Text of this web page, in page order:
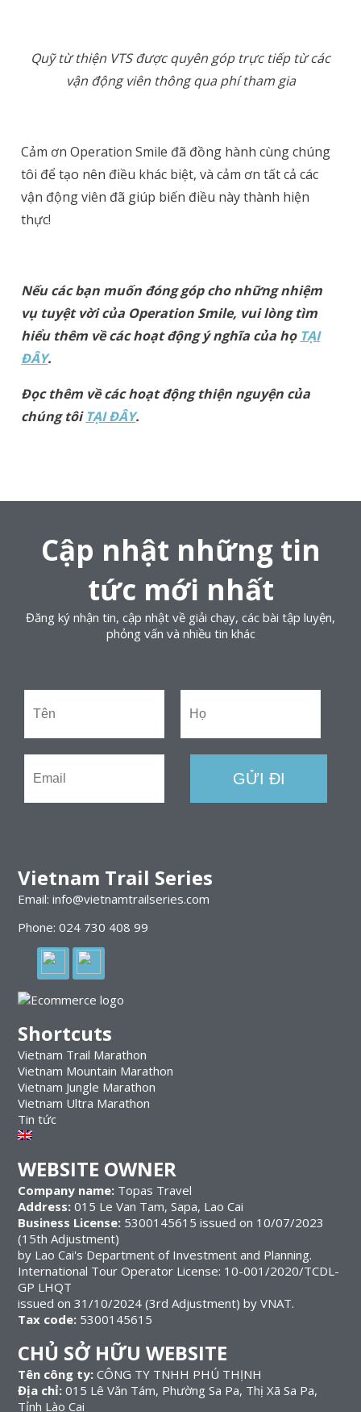
Quỹ từ thiện VTS được quyên góp trực tiếp từ các
vận động viên thông qua phí tham gia
Cảm ơn Operation Smile đã đồng hành cùng chúng
tôi để tạo nên điều khác biệt, và cảm ơn tất cả các
vận động viên đã giúp biến điều này thành hiện
thực!
Nếu các bạn muốn đóng góp cho những nhiệm
vụ tuyệt vời của Operation Smile, vui lòng tìm
hiểu thêm về các hoạt động ý nghĩa của họ TẠI
ĐÂY.
Đọc thêm về các hoạt động thiện nguyện của
chúng tôi TẠI ĐÂY.
Cập nhật những tin
tức mới nhất
Đăng ký nhận tin, cập nhật về giải chạy, các bài tập luyện,
phỏng vấn và nhiều tin khác
Vietnam Trail Series
Email: info@vietnamtrailseries.com
Phone: 024 730 408 99
Shortcuts
Vietnam Trail Marathon
Vietnam Mountain Marathon
Vietnam Jungle Marathon
Vietnam Ultra Marathon
Tin tức
WEBSITE OWNER
Company name:Topas Travel
Address:015 Le Van Tam, Sapa, Lao Cai
Business License: 5300145615 issued on 10/07/2023
(15th Adjustment)
by Lao Cai's Department of Investment and Planning.
International Tour Operator License: 10-001/2020/TCDL-
GP LHQT
issued on 31/10/2024 (3rd Adjustment) by VNAT.
Tax code: 5300145615
CHỦ SỞ HỮU WEBSITE
Tên công ty: CÔNG TY TNHH PHÚ THỊNH
Địa chỉ: 015 Lê Văn Tám, Phường Sa Pa, Thị Xã Sa Pa,
Tỉnh Lào Cai